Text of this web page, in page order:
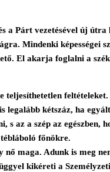
a Párt vezetésével új
Mindenki
El akarja foglalni a
teljesíthetetlen
legalább kétszáz, ha
az a szép az
főnökre.
maga. Adunk is meg
kikéreti a